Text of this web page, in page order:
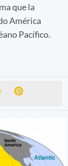
que la
América
Pacífico.